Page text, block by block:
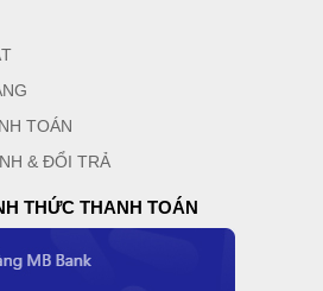
TOÁN
& ĐỔI TRẢ
THỨC THANH TOÁN